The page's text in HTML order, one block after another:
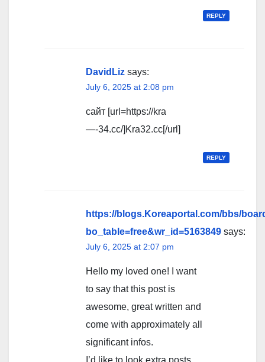
REPLY
DavidLiz says:
July 6, 2025 at 2:08 pm
сайт [url=https://kra
—-34.cc/]Kra32.cc[/url]
REPLY
https://blogs.Koreaportal.com/bbs/
bo_table=free&wr_id=5163849 says:
July 6, 2025 at 2:07 pm
Hello my loved one! I want
to say that this post is
awesome, great written and
come with approximately all
significant infos.
I’d like to look extra posts